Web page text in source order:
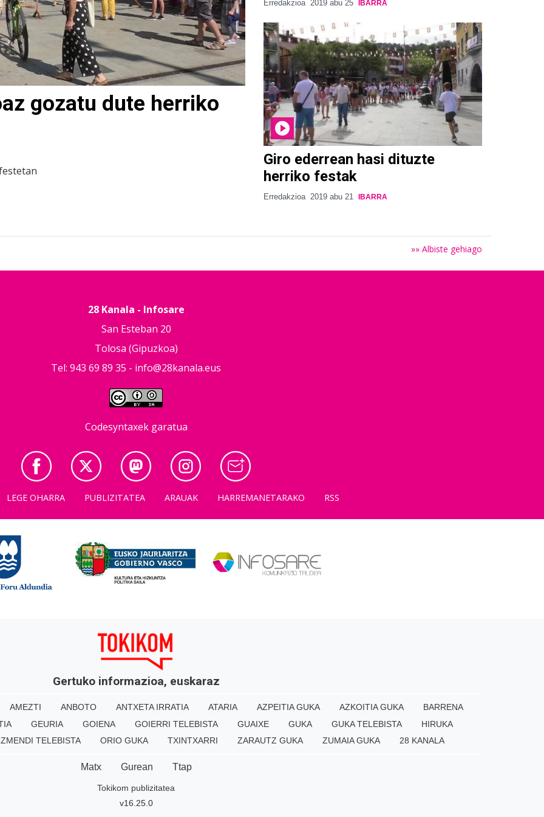
gozatu dute herriko
Erredakzioa 2019 abu 25 IBARRA
Giro ederrean hasi dituzte
herriko festak
Erredakzioa 2019 abu 21 IBARRA
»» Albiste gehiago
28 Kanala - Infosare
San Esteban 20
Tolosa (Gipuzkoa)
Tel: 943 69 89 35 - info@28kanala.eus
Codesyntaxek garatua
LEGE OHARRA PUBLIZITATEA ARAUAK HARREMANETARAKO RSS
Gertuko informazioa, euskaraz
AMEZTI ANBOTO ANTXETA IRRATIA ATARIA AZPEITIA GUKA AZKOITIA GUKA
BARRENA
GEURIA GOIENA GOIERRI TELEBISTA GUAIXE GUKA GUKA TELEBISTA
HIRUKA
TELEBISTA ORIO GUKA TXINTXARRI ZARAUTZ GUKA ZUMAIA GUKA 28 KANALA
Matx Gurean Ttap
Tokikom publizitatea
v16.25.0